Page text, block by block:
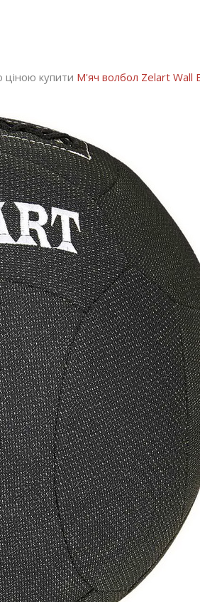
ціною купити М'яч волбол Zelart Wall